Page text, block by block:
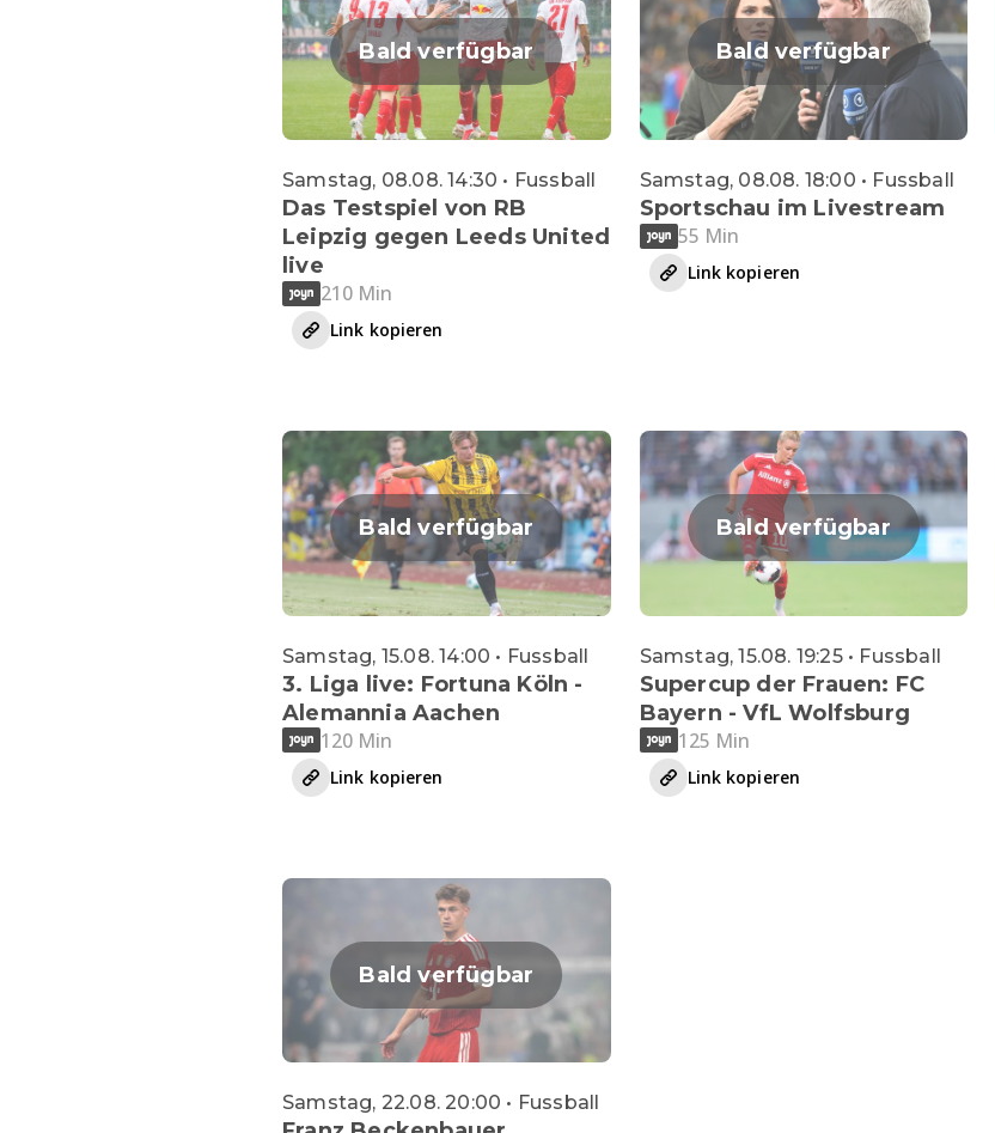
Bald verfügbar
Samstag, 08.08. 14:30 • Fussball
Das Testspiel von RB
Leipzig gegen Leeds United
live
210 Min
Link kopieren
Bald verfügbar
Samstag, 08.08. 18:00 • Fussball
Sportschau im Livestream
55 Min
Link kopieren
Bald verfügbar
Samstag, 15.08. 14:00 • Fussball
3. Liga live: Fortuna Köln -
Alemannia Aachen
120 Min
Link kopieren
Bald verfügbar
Samstag, 15.08. 19:25 • Fussball
Supercup der Frauen: FC
Bayern - VfL Wolfsburg
125 Min
Link kopieren
Bald verfügbar
Samstag, 22.08. 20:00 • Fussball